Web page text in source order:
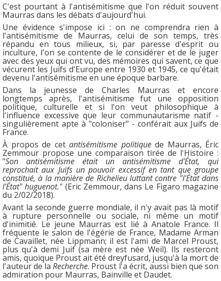
C'est pourtant à l'antisémitisme que l'on réduit souvent
Maurras dans les débats d'aujourd'hui.
Une évidence s'impose ici : on ne comprendra rien à
l'antisémitisme de Maurras, celui de son temps, très
répandu en tous milieux, si, par paresse d'esprit ou
inculture, l'on se contente de le considérer et de le juger
avec des yeux qui ont vu, des mémoires qui savent, ce que
vécurent les Juifs d'Europe entre 1930 et 1945, ce qu'était
devenu l'antisémitisme en une époque barbare.
Dans la jeunesse de Charles Maurras et encore
longtemps après, l'antisémitisme fut une opposition
politique, culturelle et si l'on veut philosophique à
l'influence excessive que leur communautarisme natif -
singulièrement apte à "coloniser" - conférait aux Juifs de
France.
À propos de cet antisémitisme politique de Maurras, Éric
Zemmour propose une comparaison tirée de l'Histoire :
"Son antisémitisme était un antisémitisme d'État, qui
reprochait aux Juifs un pouvoir excessif en tant que groupe
constitué, à la manière de Richelieu luttant contre "l'État dans
l'État" huguenot."(Eric Zemmour, dans Le Figaro magazine
du 2/02/2018).
Avant la seconde guerre mondiale, il n'y avait pas là motif
à rupture personnelle ou sociale, ni même un motif
d'inimitié. Le jeune Maurras est lié à Anatole France. Il
fréquente le salon de l'égérie de France, Madame Arman
de Cavaillet, née Lippmann; il est l'ami de Marcel Proust,
plus qu'à demi Juif (sa mère est née Weil). Ils resteront
amis, quoique Proust ait été dreyfusard, jusqu'à la mort de
l'auteur de laRecherche. Proust l'a écrit, aussi bien que son
admiration pour Maurras, Bainville et Daudet.